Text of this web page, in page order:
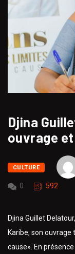
Djina
ouvrage
CULTURE
0 592
Djina Guillet
Karibe, son ouvrage
cause». En